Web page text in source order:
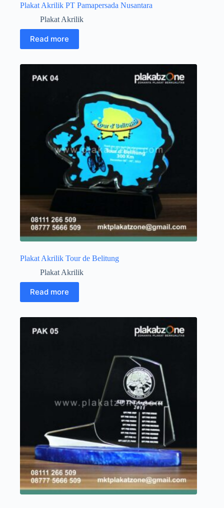
Plakat Akrilik PT Pamapersada Nusantara
Plakat Akrilik
Read more
Plakat Akrilik Tour de Belitung
Plakat Akrilik
Read more